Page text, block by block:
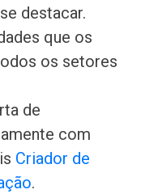
destacar.
que os
os setores
de
com
Criador de
.